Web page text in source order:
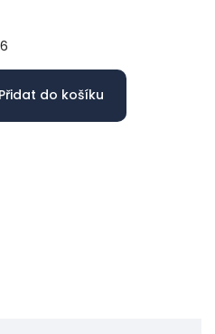
Přidat do košíku